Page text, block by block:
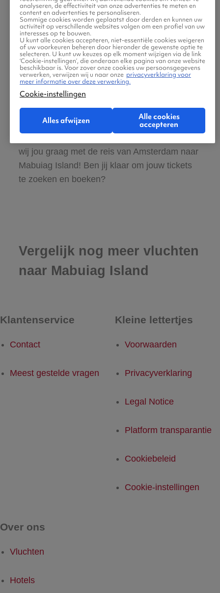
Boek ook direct een hotel of huurauto voor
in Mabuiag Island
Gratis tips, reisadvies en speciale
aanbiedingen voor vliegtickets Amsterdam
naar Mabuiag Island
Wij vinden dat de zoektocht naar vliegtickets
wij jou graag met de reis van Amsterdam naar
Mabuiag Island! Ben jij klaar om jouw tickets
te zoeken en boeken?
Vergelijk nog meer vluchten
naar Mabuiag Island
Klantenservice
Contact
Meest gestelde vragen
Kleine lettertjes
Voorwaarden
Privacyverklaring
Legal Notice
Platform transparantie
Cookiebeleid
Cookie-instellingen
Over ons
Vluchten
Hotels
analyseren, de effectiviteit van onze advertenties te meten en
content en advertenties te personaliseren.
Sommige cookies worden geplaatst door derden en kunnen uw
activiteit op verschillende websites volgen om een profiel van uw
interesses op te bouwen.
U kunt alle cookies accepteren, niet-essentiële cookies weigeren
of uw voorkeuren beheren door hieronder de gewenste optie te
selecteren. U kunt uw keuzes op elk moment wijzigen via de link
‘Cookie-instellingen’, die onderaan elke pagina van onze website
beschikbaar is. Voor zover onze cookies uw persoonsgegevens
verwerken, verwijzen wij u naar onze privacyverklaring voor
meer informatie over deze verwerking.
Cookie-instellingen
Alles afwijzen
Alle cookies
accepteren